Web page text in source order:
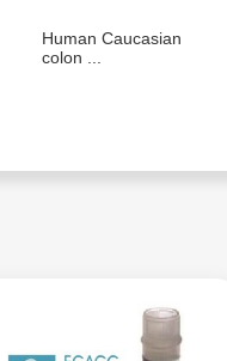
Human Caucasian
colon ...